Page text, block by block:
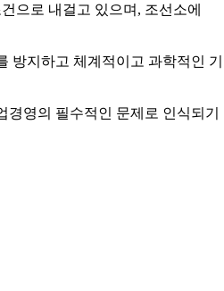
으로 내걸고 있으며, 조선소에
방지하고 체계적이고 과학적인 기
영의 필수적인 문제로 인식되기